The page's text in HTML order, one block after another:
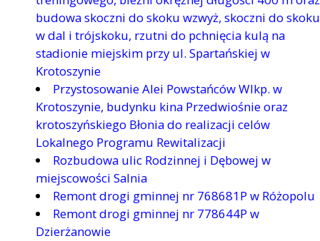
budowa skoczni do skoku wzwyż, skoczni do skoku
w dal i trójskoku, rzutni do pchnięcia kulą na
stadionie miejskim przy ul. Spartańskiej w
Krotoszynie
Przystosowanie Alei Powstańców Wlkp. w
Krotoszynie, budynku kina Przedwiośnie oraz
krotoszyńskiego Błonia do realizacji celów
Lokalnego Programu Rewitalizacji
Rozbudowa ulic Rodzinnej i Dębowej w
miejscowości Salnia
Remont drogi gminnej nr 768681P w Różopolu
Remont drogi gminnej nr 778644P w
Dzierżanowie